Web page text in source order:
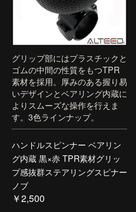
グリップ部にはプラスチックと
ゴムの中間の性質をもつTPR
素材を採用。厚みのある握り易
いデザインとベアリング内蔵に
よりスムーズな操作を行えま
す。3色ラインナップ。
ハンドルスピンナー ベアリン
グ内蔵 黒×赤 TPR素材グリッ
プ感抜群ステアリングスピナー
ノブ
￥2,500